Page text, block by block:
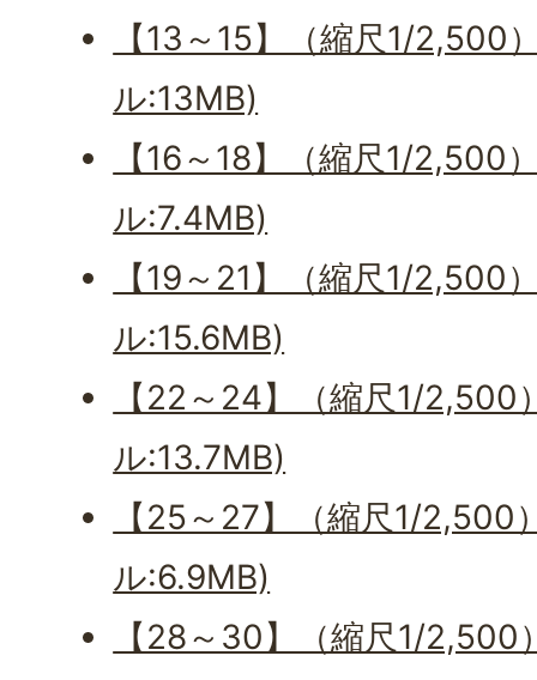
【13～15】（縮尺1/2,500
ル:13MB)
【16～18】（縮尺1/2,500
ル:7.4MB)
【19～21】（縮尺1/2,500
ル:15.6MB)
【22～24】（縮尺1/2,500
ル:13.7MB)
【25～27】（縮尺1/2,500
ル:6.9MB)
【28～30】（縮尺1/